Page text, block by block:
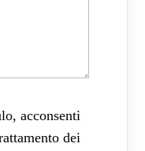
acconsenti
dei